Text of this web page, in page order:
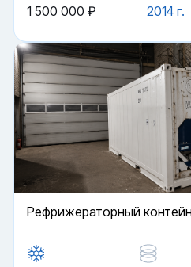
2014 г.
1 500 000 ₽
Рефрижераторный